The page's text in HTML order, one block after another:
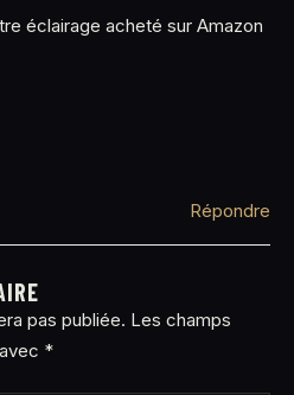
éclairage acheté sur Amazon
Répondre
pas publiée. Les champs
*